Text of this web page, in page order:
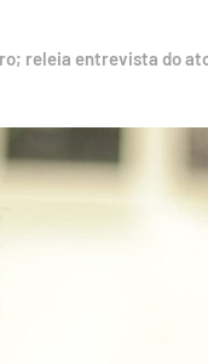
releia entrevista do